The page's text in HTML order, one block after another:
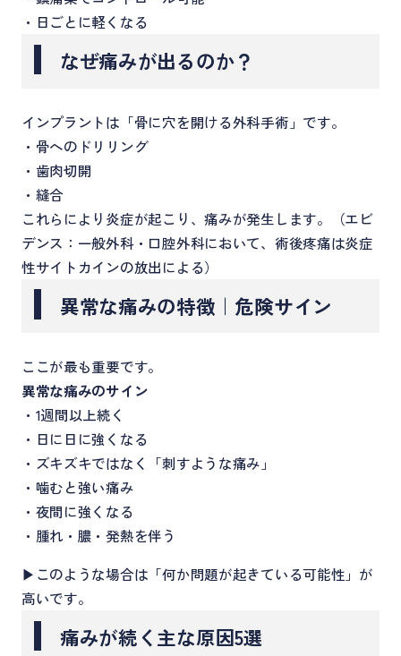
・日ごとに軽くなる
なぜ痛みが出るのか？
インプラントは「骨に穴を開ける外科手術」です。
・骨へのドリリング
・歯肉切開
・縫合
これらにより炎症が起こり、痛みが発生します。（エビ
デンス：一般外科・口腔外科において、術後疼痛は炎症
性サイトカインの放出による）
異常な痛みの特徴｜危険サイン
ここが最も重要です。
異常な痛みのサイン
・1週間以上続く
・日に日に強くなる
・ズキズキではなく「刺すような痛み」
・噛むと強い痛み
・夜間に強くなる
・腫れ・膿・発熱を伴う
▶このような場合は「何か問題が起きている可能性」が
高いです。
痛みが続く主な原因5選